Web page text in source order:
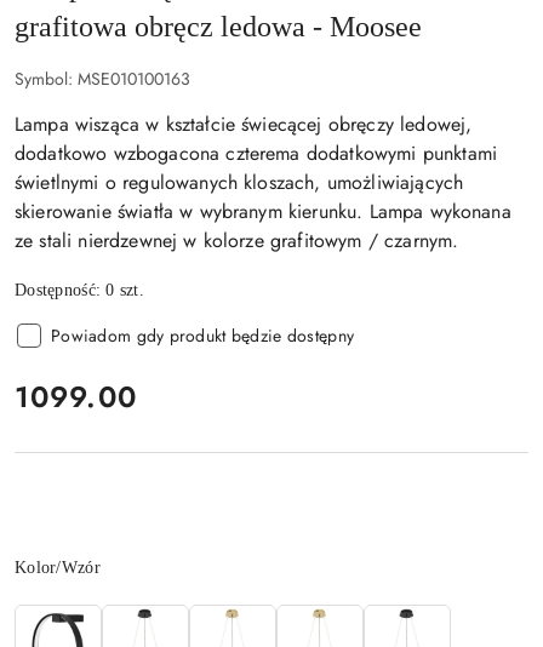
grafitowa obręcz ledowa - Moosee
Symbol: MSE010100163
Lampa wisząca w kształcie świecącej obręczy ledowej,
dodatkowo wzbogacona czterema dodatkowymi punktami
świetlnymi o regulowanych kloszach, umożliwiających
skierowanie światła w wybranym kierunku. Lampa wykonana
ze stali nierdzewnej w kolorze grafitowym / czarnym.
Dostępność:0 szt.
Powiadom gdy produkt będzie dostępny
cena:
1099.00
Wariant
Kolor/Wzór